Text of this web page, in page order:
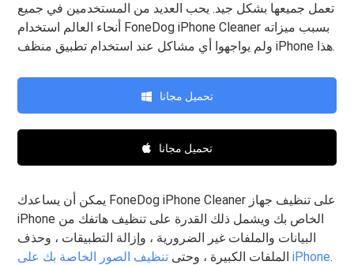
تعمل جميعها بشكل جيد. يحب العديد من المستخدمين في جميع
أنحاء العالم استخدام FoneDog iPhone Cleaner بسبب ميزاته
ولم يواجهوا أي مشاكل عند استخدام تطبيق منظف iPhone هذا.
تحميل مجانا
تحميل مجانا
يمكن أن يساعدك FoneDog iPhone Cleaner على تنظيف جهاز
iPhone الخاص بك ويشمل ذلك القدرة على تنظيف هاتفك من
البيانات والملفات غير الضرورية ، وإزالة التطبيقات ، وحذف
الملفات الكبيرة ، وحتى تنظيف الصور الخاصة بك على iPhone.